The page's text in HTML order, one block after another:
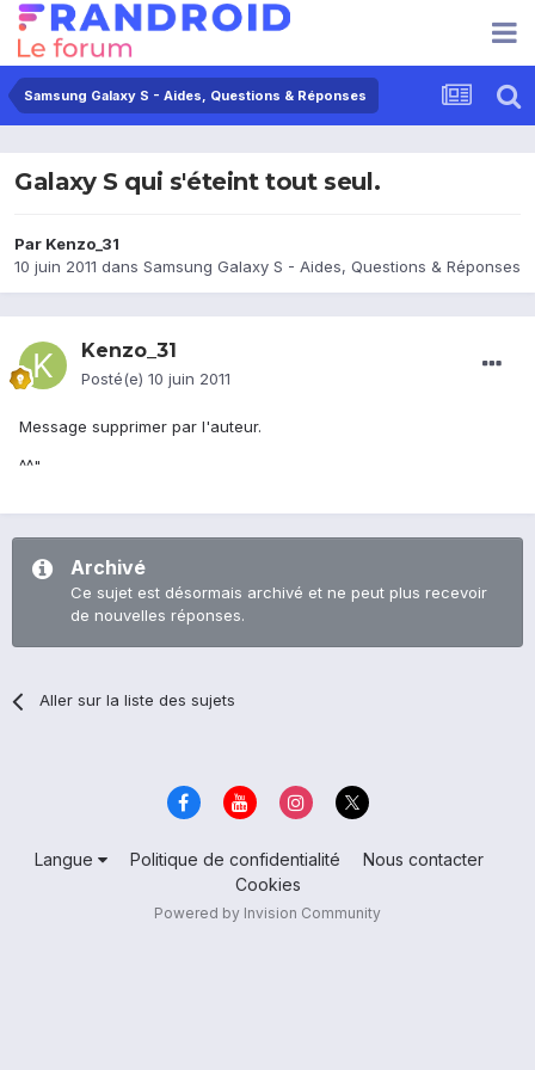
Samsung Galaxy S - Aides, Questions & Réponses
Galaxy S qui s'éteint tout seul.
Par Kenzo_31
10 juin 2011 dans Samsung Galaxy S - Aides, Questions & Réponses
Kenzo_31
Posté(e) 10 juin 2011
Message supprimer par l'auteur.
^^"
Archivé
Ce sujet est désormais archivé et ne peut plus recevoir
de nouvelles réponses.
Aller sur la liste des sujets
Langue Politique de confidentialité
Nous contacter
Cookies
Powered by Invision Community